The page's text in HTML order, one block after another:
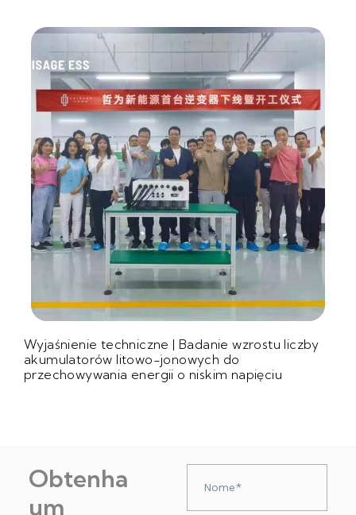
Wyjaśnienie techniczne | Badanie wzrostu liczby
akumulatorów litowo-jonowych do
przechowywania energii o niskim napięciu
Obtenha
um